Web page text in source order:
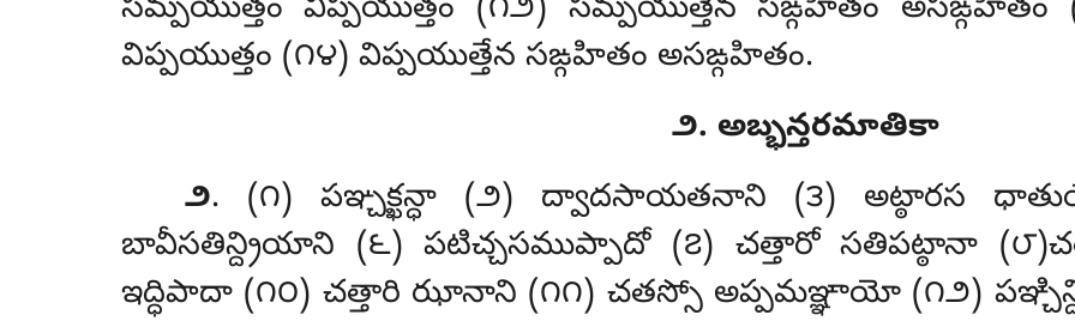
సమ్పయుత్తం విప్పయుత్తం (౧౨) సమ్పయుత్తేన సఙ్గహితం
విప్పయుత్తం (౧౪) విప్పయుత్తేన సఙ్గహితం అసఙ్గహితం.
౨. అబ్భన్తరమాతికా
౨. (౧) పఞ్చక్ఖన్ధా (౨) ద్వాదసాయతనాని (౩) అట్ఠారస
బావీసతిన్ద్రియాని (౬) పటిచ్చసముప్పాదో (౭) చత్తారో సతిపట్ఠానా
ఇద్ధిపాదా (౧౦) చత్తారి ఝానాని (౧౧) చతస్సో అప్పమఞ్ఞాయో (౧౨)